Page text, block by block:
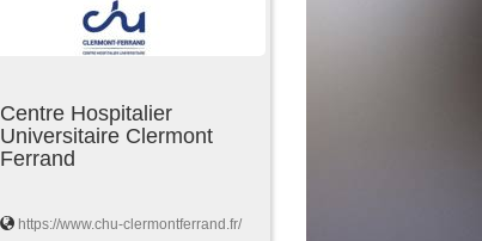
Centre Hospitalier
Universitaire Clermont
Ferrand
https://www.chu-clermontferrand.fr/